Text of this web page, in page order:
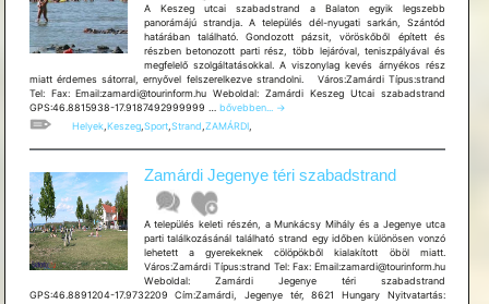
A Keszeg utcai szabadstrand a Balaton egyik legszebb
panorámájú strandja. A település dél-nyugati sarkán, Szántód
határában található. Gondozott pázsit, vöröskőből épített és
részben betonozott parti rész, több lejáróval, teniszpályával és
megfelelő szolgáltatásokkal. A viszonylag kevés árnyékos rész
miatt érdemes sátorral, ernyővel felszerelkezve strandolni. Város:Zamárdi Típus:strand
Tel: Fax: Email:zamardi@tourinform.hu Weboldal: Zamárdi Keszeg Utcai szabadstrand
GPS:46.8815938-17.9187492999999 … Zamárdi
Keszeg
szabadstrand
bővebben...
→
Helyek, Keszeg, Sport, Strand ZAMÁRDI,
Zamárdi Jegenye téri szabadstrand
A település keleti részén, a Munkácsy Mihály és a Jegenye utca
parti találkozásánál található strand egy időben különösen vonzó
lehetett a gyerekeknek cölöpökből kialakított öböl miatt.
Város:Zamárdi Típus:strand Tel: Fax: Email:zamardi@tourinform.hu
Weboldal: Zamárdi Jegenye téri szabadstrand
GPS:46.8891204-17.9732209 Cím:Zamárdi, Jegenye tér, 8621 Hungary Nyitvatartás: